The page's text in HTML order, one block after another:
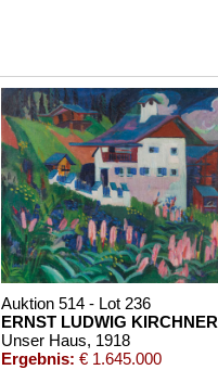
Auktion 514 - Lot 236
ERNST LUDWIG KIRCHNER
Unser Haus, 1918
Ergebnis: € 1.645.000